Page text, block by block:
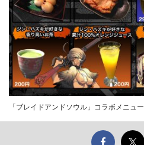
「ブレイドアンドソウル」コラボメニュー